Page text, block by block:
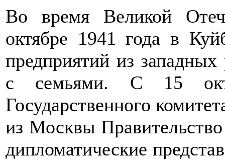
Во время Великой
октябре 1941 года в
предприятий из
с семьями. С 15
Государственного
из Москвы
дипломатические